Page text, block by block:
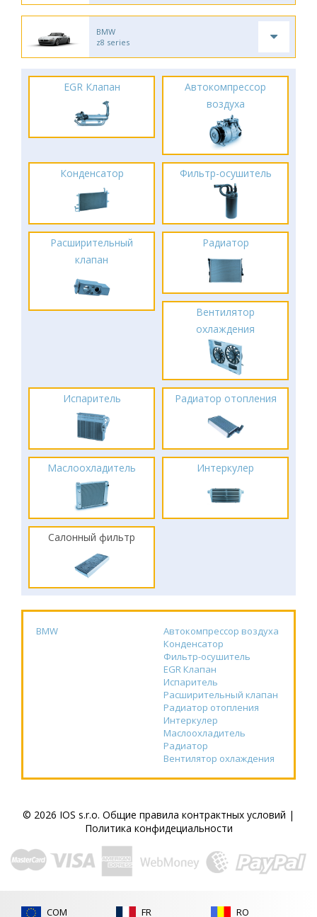
BMW
z8 series
EGR Клапан
Автокомпрессор
воздуха
Конденсатор Фильтр-осушитель
Расширительный
клапан
Радиатор
Вентилятор
охлаждения
Испаритель Радиатор отопления
Маслоохладитель Интеркулер
Салонный фильтр
BMW
Автокомпрессор воздуха
Конденсатор
Фильтр-осушитель
EGR Клапан
Испаритель
Расширительный клапан
Радиатор отопления
Интеркулер
Маслоохладитель
Радиатор
Вентилятор охлаждения
© 2026 IOS s.r.o. Общие правила контрактных условий |
Политика конфидециальности
COM FR RO